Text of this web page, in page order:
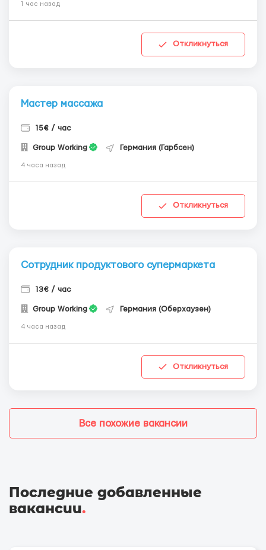
1 час назад
Откликнуться
Мастер массажа
15€ / час
Group Working Германия (Гарбсен)
4 часа назад
Откликнуться
Сотрудник продуктового супермаркета
13€ / час
Group Working Германия (Оберхаузен)
4 часа назад
Откликнуться
Все похожие вакансии
Последние добавленные
вакансии.